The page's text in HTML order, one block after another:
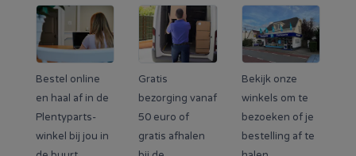
Bestel online
en haal af in de
Plentyparts-
winkel bij jou in
Gratis
bezorging vanaf
50 euro of
gratis afhalen
Bekijk onze
winkels om te
bezoeken of je
bestelling af te